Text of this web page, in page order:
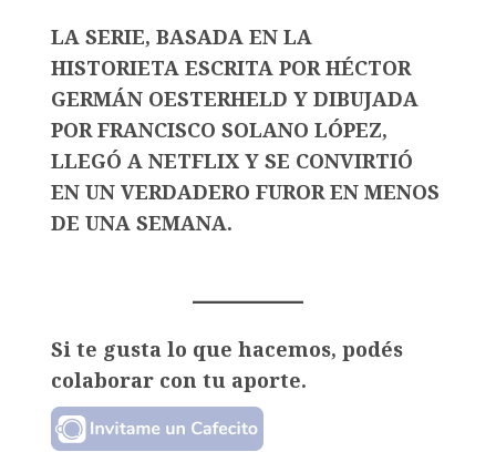
LA SERIE, BASADA EN LA
HISTORIETA ESCRITA POR HÉCTOR
GERMÁN OESTERHELD Y DIBUJADA
POR FRANCISCO SOLANO LÓPEZ,
LLEGÓ A NETFLIX Y SE CONVIRTIÓ
EN UN VERDADERO FUROR EN MENOS
DE UNA SEMANA.
Si te gusta lo que hacemos, podés
colaborar con tu aporte.